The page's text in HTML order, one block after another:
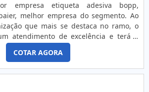
em inox. Garantimos qualidade,
para atender às suas
empresa etiqueta adesiva bopp,
melhor empresa do segmento. Ao
que mais se destaca no ramo, o
atendimento de excelência e terá a
produtos que solucionem qualquer
SOBRE EMPRESA ETIQUETA
procura por uma empresa etiqueta
qualificada, descobre a Herrbaier.
COTAR AGORA